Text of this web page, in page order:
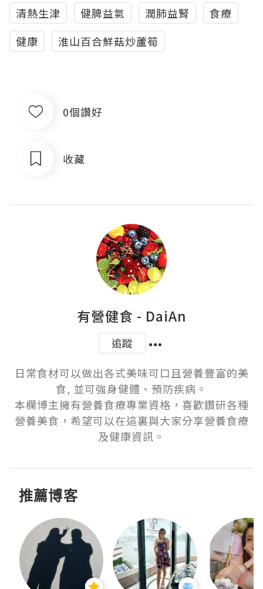
清熱生津
健脾益氣 潤肺益腎
食療
健康
淮山百合鮮菇炒蘆筍
0個讚好
收藏
有營健食 - DaiAn
追蹤
日常食材可以做出各式美味可口且營養豐富的美
食, 並可強身健體、預防疾病。
本欄博主擁有營養食療專業資格，喜歡鑽研各種
營養美食，希望可以在這裏與大家分享營養食療
及健康資訊。
推薦博客